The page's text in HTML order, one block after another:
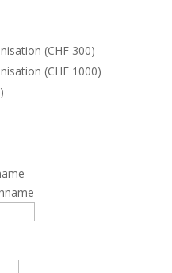
(CHF 300)
(CHF 1000)